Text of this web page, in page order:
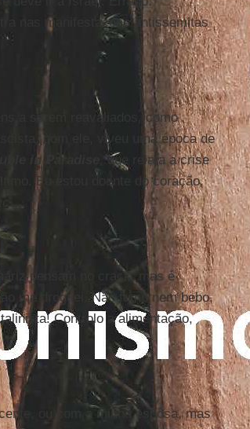
nas manifestações antissemitas
a serem reavaliados, como
com ele, viveu uma época de
in Paradise
, que relata a crise
Eu estou doente do coração,
pensam no crack, mas é
me droguei. Não fumo nem bebo,
Controlo a alimentação,
ou com a minha esposa, mas